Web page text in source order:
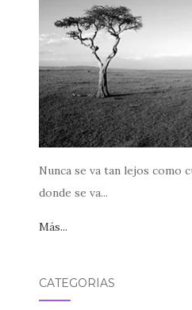
Nunca se va tan lejos como
donde se va...
Más...
CATEGORÍAS